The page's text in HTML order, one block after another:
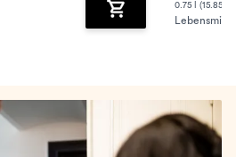
Zum Warenkorb
0.75 l (15.85 €